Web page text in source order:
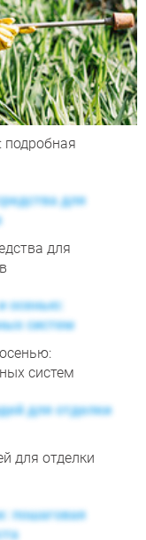
подробная
для
систем
для отделки